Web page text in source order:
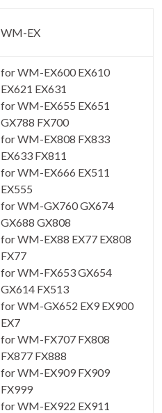
WM-EX
for WM-EX600 EX610
EX621 EX631
for WM-EX655 EX651
GX788 FX700
for WM-EX808 FX833
EX633 FX811
for WM-EX666 EX511
EX555
for WM-GX760 GX674
GX688 GX808
for WM-EX88 EX77 EX808
FX77
for WM-FX653 GX654
GX614 FX513
for WM-GX652 EX9 EX900
EX7
for WM-FX707 FX808
FX877 FX888
for WM-EX909 FX909
FX999
for WM-EX922 EX911